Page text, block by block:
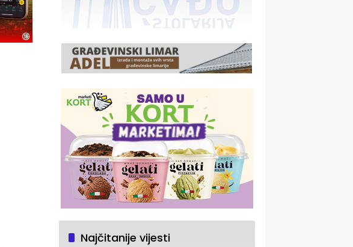
Najčitanije vijesti